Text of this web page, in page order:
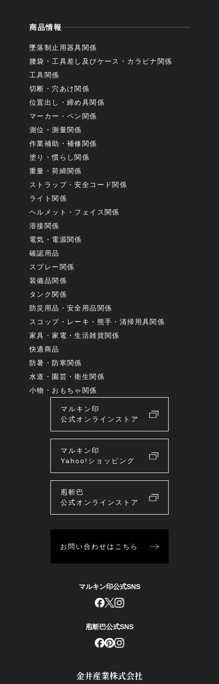
金井産業株式会社
商品情報
墜落制止用器具関係
腰袋・工具差し及びケース・カラビナ関係
工具関係
切断・穴あけ関係
位置出し・締め具関係
マーカー・ペン関係
測位・測量関係
作業補助・補修関係
塗り・慣らし関係
重量・荷締関係
ストラップ・安全コード関係
ライト関係
ヘルメット・フェイス関係
溶接関係
電気・電源関係
確認用品
スプレー関係
装備品関係
タンク関係
防災用品・安全用品関係
スコップ・レーキ・熊手・清掃用具関係
家具・家電・生活雑貨関係
快適商品
防暑・防寒関係
水道・園芸・衛生関係
小物・おもちゃ関係
マルキン印
公式オンラインストア
マルキン印
Yahoo!ショッピング
庖斬巴
公式オンラインストア
お問い合わせはこちら
マルキン印公式SNS
庖斬巴公式SNS